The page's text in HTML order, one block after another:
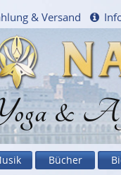
&
& Versand
Bücher